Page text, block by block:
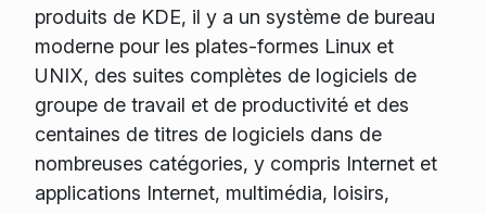
produits de KDE, il y a un système de bureau
moderne pour les plates-formes Linux et
UNIX, des suites complètes de logiciels de
groupe de travail et de productivité et des
centaines de titres de logiciels dans de
nombreuses catégories, y compris Internet et
applications Internet, multimédia, loisirs,